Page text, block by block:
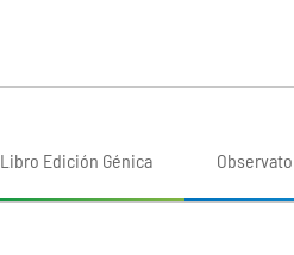
Libro Edición Génica